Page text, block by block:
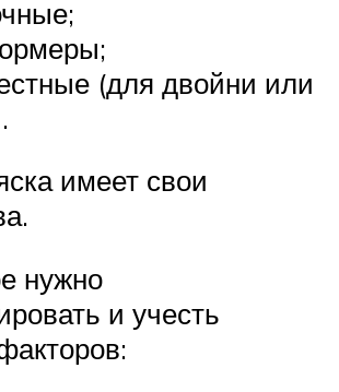
(для двойни или
имеет свои
нужно
и учесть